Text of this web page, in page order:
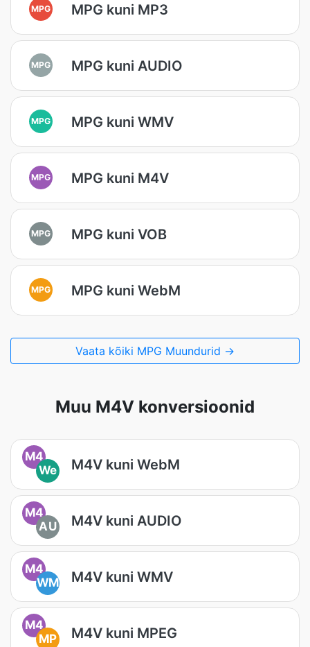
MPG MPG kuni MP3
MPG MPG kuni AUDIO
MPG MPG kuni WMV
MPG MPG kuni M4V
MPG MPG kuni VOB
MPG MPG kuni WebM
Vaata kõiki MPG Muundurid →
Muu M4V konversioonid
M4
We
M4V kuni WebM
M4
AU
M4V kuni AUDIO
M4
WM
M4V kuni WMV
M4
MP
M4V kuni MPEG